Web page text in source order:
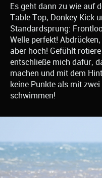
Es geht dann zu wie auf
Table Top, Donkey Kick
Standardsprung:
Welle perfekt!
aber hoch! Gefühlt
entschließe mich dafür,
machen und mit dem
keine Punkte als mit
schwimmen!